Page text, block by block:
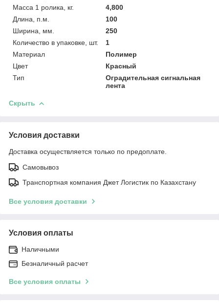
Масса 1 ролика, кг.
4,800
Длина, п.м.
100
Ширина, мм.
250
Количество в упаковке, шт.
1
Материал
Полимер
Цвет
Красный
Тип
Оградительная сигнальная
лента
Скрыть
Условия доставки
Доставка осуществляется только по предоплате.
Самовывоз
Транспортная компания Джет Логистик по Казахстану
Все условия доставки
Условия оплаты
Наличными
Безналичный расчет
Все условия оплаты